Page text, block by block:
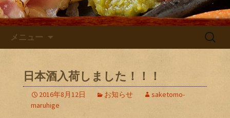
メニュー
検
日本酒入荷しました！！！
2016年8月12日 お知らせ
saketomo-
maruhige